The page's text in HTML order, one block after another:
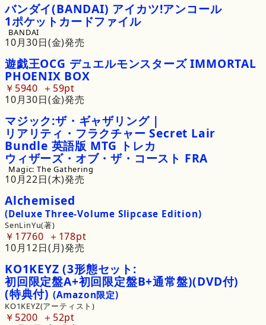
バンダイ(BANDAI) アイカツ!アンコール
1ポケットカードファイル
BANDAI
10月30日(金)発売
遊戯王OCG デュエルモンスターズ IMMORTAL
PHOENIX BOX
￥5940
59pt
10月30日(金)発売
マジック:ザ・ ギャザリング |
リアリティ・ フラクチャー Secret Lair
Bundle 英語版 MTG トレカ
ウィザーズ・ オブ・ザ・ コースト FRA
Magic: The Gathering
10月22日(木)発売
Alchemised
(Deluxe Three-Volume Slipcase Edition)
SenLinYu(著)
￥17760
178pt
10月12日(月)発売
KO1KEYZ (3形態セット:
初回限定盤A+初回限定盤B+通常盤)(DVD付)
(特典付) (Amazon限定)
KO1KEYZ(アーティスト)
￥5200
52pt